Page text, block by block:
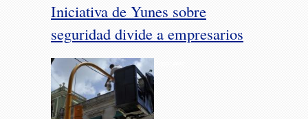
Iniciativa de Yunes sobre
seguridad divide a empresarios